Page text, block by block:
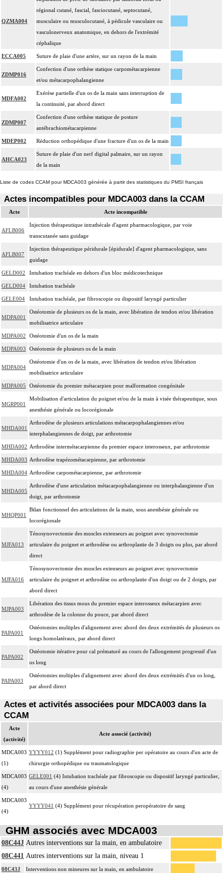
QZMA004
régional cutané, fascial, fasciocutané, septocutané,
musculaire ou musculocutané, à pédicule vasculaire ou
vasculonerveux anatomique, en dehors de l'extrémité
céphalique
ECCA005 Suture de plaie d'une artère, sur un rayon de la main
ZDMP016
Confection d'une orthèse statique carpométacarpienne
et/ou métacarpophalangienne
MDFA002
Exérèse partielle d'un os de la main sans interruption de
la continuité, par abord direct
ZDMP007
Confection d'une orthèse statique de posture
antébrachiométacarpienne
MDEP002 Réduction orthopédique d'une fracture d'un os de la main
AHCA023
Suture de plaie d'un nerf digital palmaire, sur un rayon
de la main
Liste de codes CCAM pour MDCA003 générée à partir des statistiques du PMSI français
Actes incompatibles pour MDCA003 dans la CCAM
Acte Acte incompatible
AFLB006
Injection thérapeutique intrathécale d'agent pharmacologique, par voie
transcutanée sans guidage
AFLB007
Injection thérapeutique péridurale [épidurale] d'agent pharmacologique, sans
guidage
GELD002 Intubation trachéale en dehors d'un bloc médicotechnique
GELD004 Intubation trachéale
GELE004 Intubation trachéale, par fibroscopie ou dispositif laryngé particulier
MDPA001
Ostéotomie de plusieurs os de la main, avec libération de tendon et/ou libération
mobilisatrice articulaire
MDPA002 Ostéotomie d'un os de la main
MDPA003 Ostéotomie de plusieurs os de la main
MDPA004
Ostéotomie d'un os de la main, avec libération de tendon et/ou libération
mobilisatrice articulaire
MDPA005 Ostéotomie du premier métacarpien pour malformation congénitale
MGRP001
Mobilisation d'articulation du poignet et/ou de la main à visée thérapeutique, sous
anesthésie générale ou locorégionale
MHDA001
Arthrodèse de plusieurs articulations métacarpophalangiennes et/ou
interphalangiennes de doigt, par arthrotomie
MHDA002 Arthrodèse intermétacarpienne du premier espace interosseux, par arthrotomie
MHDA003 Arthrodèse trapézométacarpienne, par arthrotomie
MHDA004 Arthrodèse carpométacarpienne, par arthrotomie
MHDA005
Arthrodèse d'une articulation métacarpophalangienne ou interphalangienne d'un
doigt, par arthrotomie
MHQP001
Bilan fonctionnel des articulations de la main, sous anesthésie générale ou
locorégionale
MJFA013
Ténosynovectomie des muscles extenseurs au poignet avec synovectomie
articulaire du poignet et arthrodèse ou arthroplastie de 3 doigts ou plus, par abord
direct
MJFA016
Ténosynovectomie des muscles extenseurs au poignet avec synovectomie
articulaire du poignet et arthrodèse ou arthroplastie d'un doigt ou de 2 doigts, par
abord direct
MJPA003
Libération des tissus mous du premier espace interosseux métacarpien avec
arthrodèse de la colonne du pouce, par abord direct
PAPA001
Ostéotomies multiples d'alignement avec abord des deux extrémités de plusieurs os
longs homolatéraux, par abord direct
PAPA002
Ostéotomie itérative pour cal prématuré au cours de l'allongement progressif d'un
os long
PAPA003
Ostéotomies multiples d'alignement avec abord des deux extrémités d'un os long,
par abord direct
Actes et activités associées pour MDCA003 dans la
CCAM
Acte
(activité)
Acte associé (activité)
MDCA003
(1)
YYYY012 (1) Supplément pour radiographie per opératoire au cours d'un acte de
chirurgie orthopédique ou traumatologique
MDCA003
(4)
GELE001 (4) Intubation trachéale par fibroscopie ou dispositif laryngé particulier,
au cours d'une anesthésie générale
MDCA003
(4)
YYYY041 (4) Supplément pour récupération peropératoire de sang
GHM associés avec MDCA003
08C44J Autres interventions sur la main, en ambulatoire
08C441 Autres interventions sur la main, niveau 1
08C43J Interventions non mineures sur la main, en ambulatoire